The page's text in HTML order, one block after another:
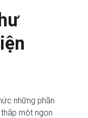
những phần
một ngọn